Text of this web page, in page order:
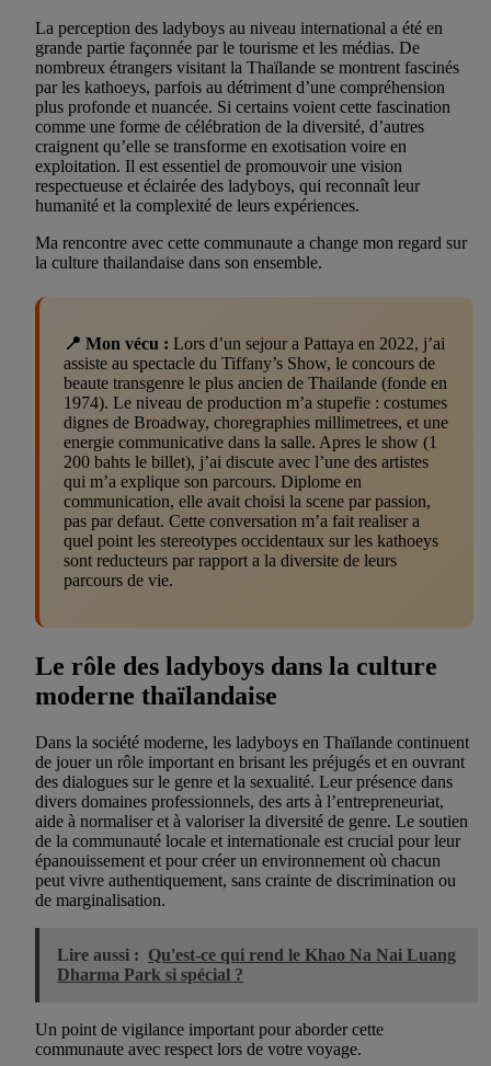
La perception des ladyboys au niveau international a été en
grande partie façonnée par le tourisme et les médias. De
nombreux étrangers visitant la Thaïlande se montrent fascinés
par les kathoeys, parfois au détriment d’une compréhension
plus profonde et nuancée. Si certains voient cette fascination
comme une forme de célébration de la diversité, d’autres
craignent qu’elle se transforme en exotisation voire en
exploitation. Il est essentiel de promouvoir une vision
respectueuse et éclairée des ladyboys, qui reconnaît leur
humanité et la complexité de leurs expériences.
Ma rencontre avec cette communaute a change mon regard sur
la culture thailandaise dans son ensemble.
📍 Mon vécu : Lors d’un sejour a Pattaya en 2022, j’ai
assiste au spectacle du Tiffany’s Show, le concours de
beaute transgenre le plus ancien de Thailande (fonde en
1974). Le niveau de production m’a stupefie : costumes
dignes de Broadway, choregraphies millimetrees, et une
energie communicative dans la salle. Apres le show (1
200 bahts le billet), j’ai discute avec l’une des artistes
qui m’a explique son parcours. Diplome en
communication, elle avait choisi la scene par passion,
pas par defaut. Cette conversation m’a fait realiser a
quel point les stereotypes occidentaux sur les kathoeys
sont reducteurs par rapport a la diversite de leurs
parcours de vie.
Le rôle des ladyboys dans la culture
moderne thaïlandaise
Dans la société moderne, les ladyboys en Thaïlande continuent
de jouer un rôle important en brisant les préjugés et en ouvrant
des dialogues sur le genre et la sexualité. Leur présence dans
divers domaines professionnels, des arts à l’entrepreneuriat,
aide à normaliser et à valoriser la diversité de genre. Le soutien
de la communauté locale et internationale est crucial pour leur
épanouissement et pour créer un environnement où chacun
peut vivre authentiquement, sans crainte de discrimination ou
de marginalisation.
Lire aussi : Qu'est-ce qui rend le Khao Na Nai Luang
Dharma Park si spécial ?
Un point de vigilance important pour aborder cette
communaute avec respect lors de votre voyage.